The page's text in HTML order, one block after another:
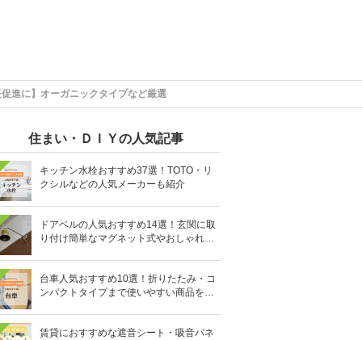
進に】オーガニックタイプなど厳選
住まい・ＤＩＹの人気記事
キッチン水栓おすすめ37選！TOTO・リ
クシルなどの人気メーカーも紹介
ドアベルの人気おすすめ14選！玄関に取
り付け簡単なマグネット式やおしゃれな
台車人気おすすめ10選！折りたたみ・コ
ンパクトタイプまで使いやすい商品を紹
賃貸におすすめな遮音シート・吸音パネ